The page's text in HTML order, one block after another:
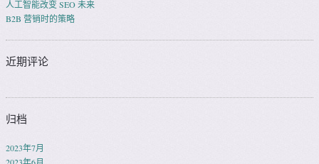
人工智能改变 SEO 未来
B2B 营销时的策略
近期评论
归档
2023年7月